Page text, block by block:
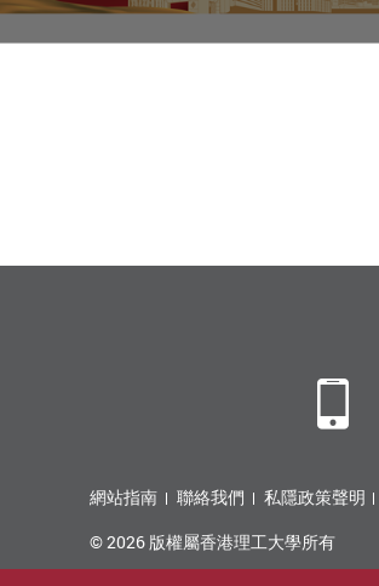
網站指南 聯絡我們 私隱政策聲明
© 2026 版權屬香港理工大學所有